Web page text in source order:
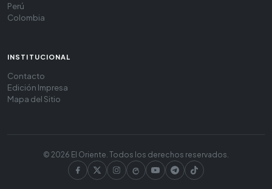
Perú
Colombia
INSTITUCIONAL
Contacto
Edición Impresa
Mapa del Sitio
© 2026 El Oriente. Todos los derechos reservados.